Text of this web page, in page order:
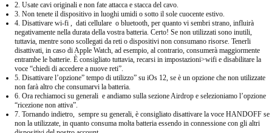
2. Usate cavi originali e non fate attacca e stacca del cavo.
3. Non tenete il dispositivo in luoghi umidi o sotto il sole cuocente estivo.
4. Disattivare wi-fi , dati cellulare o bluetooth, per quanto vi sembri strano, influirà
negativamente nella durata della vostra batteria. Certo! Se non utilizzati sono inutili,
tuttavia, mentre sono scollegati da reti o dispositivi non consumano risorse. Tenerli
disattivati, in caso di Apple Watch, ad esempio, al contrario, consumerà maggiormente
entrambe le batterie. È consigliato tuttavia, recarsi in impostazioni>wifi e disabilitare la
voce “chiedi di accedere a nuove reti”.
5. Disattivare l’opzione” tempo di utilizzo” su iOs 12, se è un opzione che non utilizzate
non farà altro che consumarvi la batteria.
6. Ora rechiamoci su generali e andiamo sulla sezione Airdrop e selezioniamo l’opzione
“ricezione non attiva”.
7. Tornando indietro, sempre su generali, è consigliato disattivare la voce HANDOFF se
non la utilizzate, in quanto consuma molta batteria essendo in connessione con gli altri